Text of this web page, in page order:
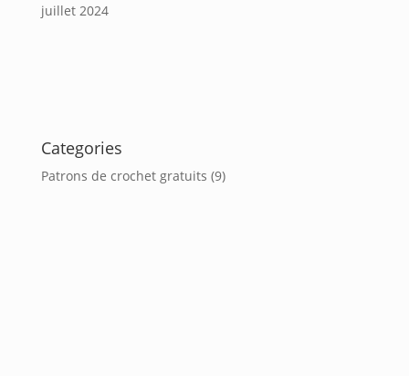
juillet 2024
Categories
Patrons de crochet gratuits (9)